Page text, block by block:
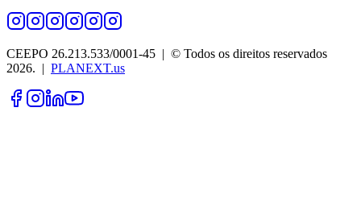
CEEPO 26.213.533/0001-45 | © Todos os direitos reservados
2026. | PLANEXT.us